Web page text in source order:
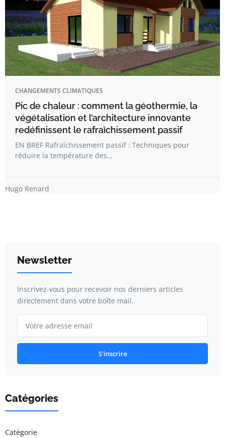
CHANGEMENTS CLIMATIQUES
Pic de chaleur : comment la géothermie, la
végétalisation et l’architecture innovante
redéfinissent le rafraîchissement passif
EN BREF Rafraîchissement passif : Techniques pour
réduire la température des…
Hugo Renard
Newsletter
Inscrivez-vous pour recevoir nos derniers articles
directement dans votre boîte mail.
S'inscrire
Catégories
Catégorie